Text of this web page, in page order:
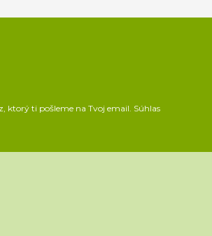
ktorý ti pošleme na Tvoj email. Súhlas